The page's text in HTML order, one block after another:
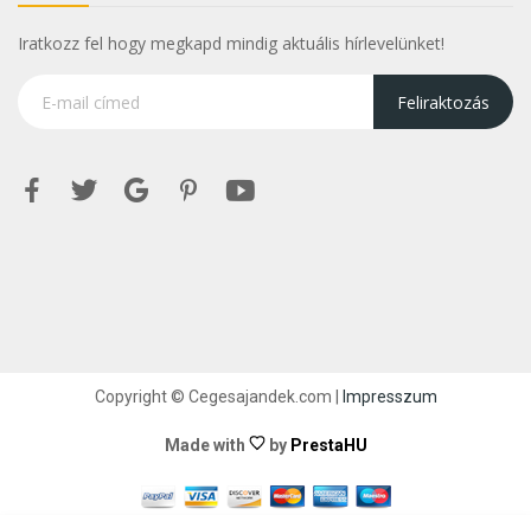
Iratkozz fel hogy megkapd mindig aktuális hírlevelünket!
Feliraktozás
Copyright © Cegesajandek.com | Impresszum
Made with by PrestaHU